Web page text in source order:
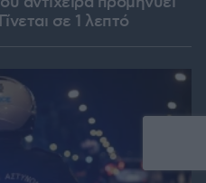
σε 1 λεπτό